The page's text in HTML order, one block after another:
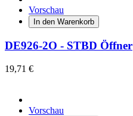
Vorschau
In den Warenkorb
DE926-2O - STBD Öffner
19,71 €
Vorschau